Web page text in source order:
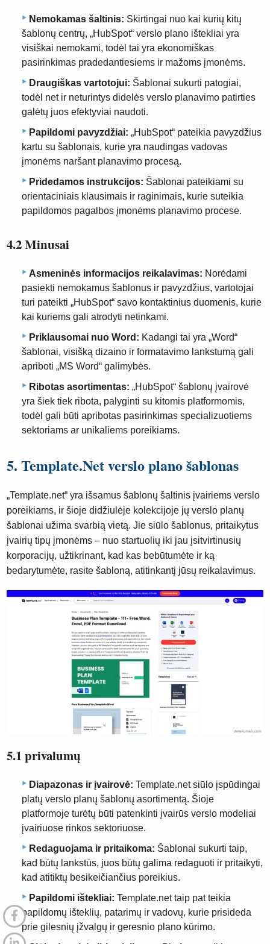
Nemokamas šaltinis: Skirtingai nuo kai kurių kitų
šablonų centrų, „HubSpot“ verslo plano ištekliai yra
visiškai nemokami, todėl tai yra ekonomiškas
pasirinkimas pradedantiesiems ir mažoms įmonėms.
Draugiškas vartotojui: Šablonai sukurti patogiai,
todėl net ir neturintys didelės verslo planavimo patirties
galėtų juos efektyviai naudoti.
Papildomi pavyzdžiai: „HubSpot“ pateikia pavyzdžius
kartu su šablonais, kurie yra naudingas vadovas
įmonėms naršant planavimo procesą.
Pridedamos instrukcijos: Šablonai pateikiami su
orientaciniais klausimais ir raginimais, kurie suteikia
papildomos pagalbos įmonėms planavimo procese.
4.2 Minusai
Asmeninės informacijos reikalavimas: Norėdami
pasiekti nemokamus šablonus ir pavyzdžius, vartotojai
turi pateikti „HubSpot“ savo kontaktinius duomenis, kurie
kai kuriems gali atrodyti netinkami.
Priklausomai nuo Word: Kadangi tai yra „Word“
šablonai, visišką dizaino ir formatavimo lankstumą gali
apriboti „MS Word“ galimybės.
Ribotas asortimentas: „HubSpot“ šablonų įvairovė
yra šiek tiek ribota, palyginti su kitomis platformomis,
todėl gali būti apribotas pasirinkimas specializuotiems
sektoriams ar unikaliems poreikiams.
5. Template.Net verslo plano šablonas
„Template.net“ yra išsamus šablonų šaltinis įvairiems verslo
poreikiams, ir šioje didžiulėje kolekcijoje jų verslo planų
šablonai užima svarbią vietą. Jie siūlo šablonus, pritaikytus
įvairių tipų įmonėms – nuo ​​startuolių iki jau įsitvirtinusių
korporacijų, užtikrinant, kad kas bebūtumėte ir ką
bedarytumėte, rasite šabloną, atitinkantį jūsų reikalavimus.
5.1 privalumų
Diapazonas ir įvairovė: Template.net siūlo įspūdingai
platų verslo planų šablonų asortimentą. Šioje
platformoje turėtų būti patenkinti įvairūs verslo modeliai
įvairiuose rinkos sektoriuose.
Redaguojama ir pritaikoma: Šablonai sukurti taip,
kad būtų lankstūs, juos būtų galima redaguoti ir pritaikyti,
kad atitiktų besikeičiančius poreikius.
Papildomi ištekliai: Template.net taip pat teikia
papildomų išteklių, patarimų ir vadovų, kurie prisideda
prie gilesnių įžvalgų ir geresnio plano kūrimo.